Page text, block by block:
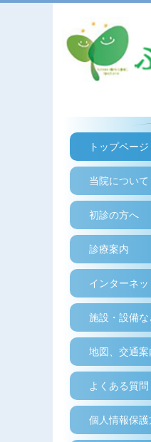
トップページ
当院について
初診の方へ
診療案内
インターネ
施設・設備な
地図、交通案
よくある質問
個人情報保護